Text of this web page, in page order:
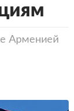
Арменией